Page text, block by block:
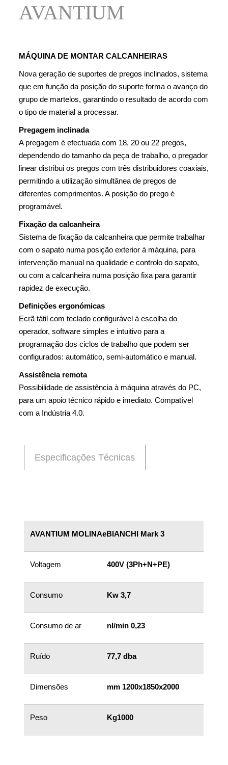
AVANTIUM
MÁQUINA DE MONTAR CALCANHEIRAS
Nova geração de suportes de pregos inclinados, sistema
que em função da posição do suporte forma o avanço do
grupo de martelos, garantindo o resultado de acordo com
o tipo de material a processar.
Pregagem inclinada
A pregagem é efectuada com 18, 20 ou 22 pregos,
dependendo do tamanho da peça de trabalho, o pregador
linear distribui os pregos com três distribuidores coaxiais,
permitindo a utilização simultânea de pregos de
diferentes comprimentos. A posição do prego é
programável.
Fixação da calcanheira
Sistema de fixação da calcanheira que permite trabalhar
com o sapato numa posição exterior à máquina, para
intervenção manual na qualidade e controlo do sapato,
ou com a calcanheira numa posição fixa para garantir
rapidez de execução.
Definições ergonómicas
Ecrã tátil com teclado configurável à escolha do
operador, software simples e intuitivo para a
programação dos ciclos de trabalho que podem ser
configurados: automático, semi-automático e manual.
Assistência remota
Possibilidade de assistência à máquina através do PC,
para um apoio técnico rápido e imediato. Compatível
com a Indústria 4.0.
Especificações Técnicas
AVANTIUM MOLINAeBIANCHI Mark 3
Voltagem 400V (3Ph+N+PE)
Consumo Kw3,7
Consumo de ar nl/min 0,23
Ruído 77,7 dba
Dimensões mm 1200x1850x2000
Peso Kg1000